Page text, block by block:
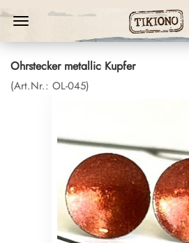
Ohrstecker metallic Kupfer
(Art.Nr.: OL-045)